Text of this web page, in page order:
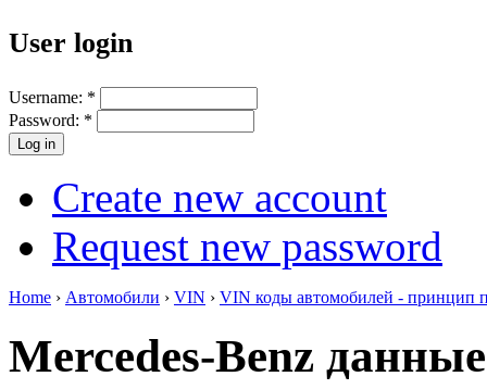
User login
Username: *
Password: *
Create new account
Request new password
Home › Автомобили › VIN › VIN коды автомобилей - принцип
Mercedes-Benz